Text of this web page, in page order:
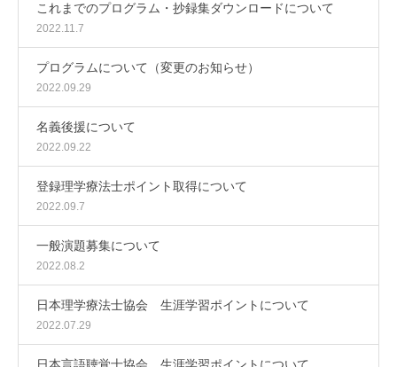
これまでのプログラム・抄録集ダウンロードについて
2022.11.7
プログラムについて（変更のお知らせ）
2022.09.29
名義後援について
2022.09.22
登録理学療法士ポイント取得について
2022.09.7
一般演題募集について
2022.08.2
日本理学療法士協会 生涯学習ポイントについて
2022.07.29